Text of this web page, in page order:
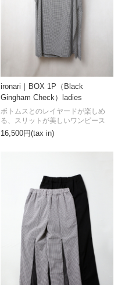
ironari｜BOX 1P（Black
Gingham Check）ladies
16,500円(tax in)
ボトムスとのレイヤードが楽しめ
る、スリットが美しいワンピース